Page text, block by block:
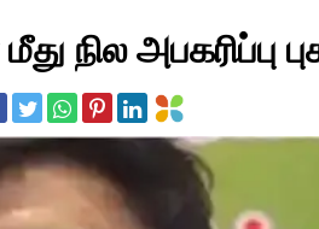
நில அபகரிப்பு